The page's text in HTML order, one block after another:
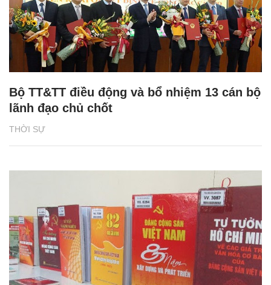
THỜI SỰ
Bộ TT&TT điều động và bổ nhiệm 13 cán bộ
lãnh đạo chủ chốt